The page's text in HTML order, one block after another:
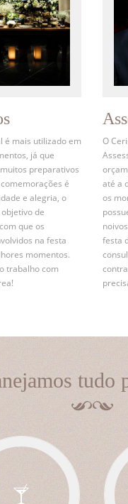
é mais utilizado em
já que
preparativos
é
e alegria, o
de
que os
na festa
momentos.
trabalho com
O
até a
os
festa
tudo